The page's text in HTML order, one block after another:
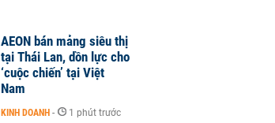
AEON bán mảng siêu thị
tại Thái Lan, dồn lực cho
‘cuộc chiến’ tại Việt
Nam
KINH DOANH - 1 phút trước